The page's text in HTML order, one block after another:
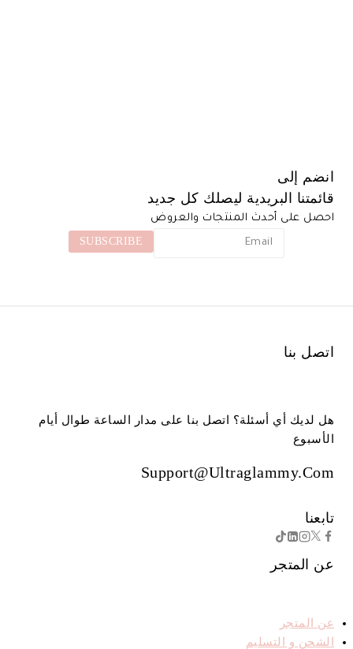
انضم إلى
قائمتنا البريدية ليصلك كل جديد
احصل على أحدث المنتجات والعروض
اتصل بنا
هل لديك أي أسئلة؟ اتصل بنا على مدار الساعة طوال أيام
الأسبوع
Support@ultraglammy.com
تابعنا
عن المتجر
عن المتجر
الشحن و التسليم